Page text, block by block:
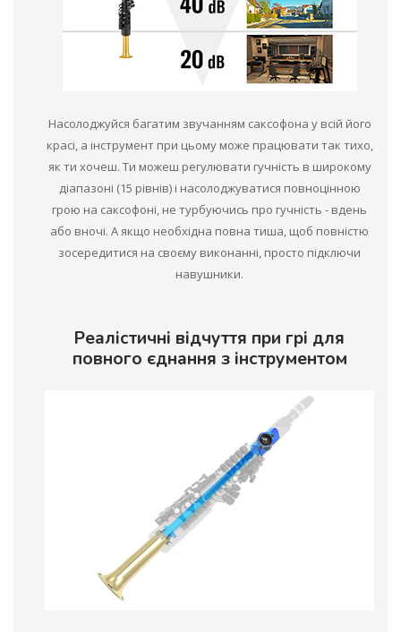
Насолоджуйся багатим звучанням саксофона у всій його
красі, а інструмент при цьому може працювати так тихо,
як ти хочеш. Ти можеш регулювати гучність в широкому
діапазоні (15 рівнів) і насолоджуватися повноцінною
грою на саксофоні, не турбуючись про гучність - вдень
або вночі. А якщо необхідна повна тиша, щоб повністю
зосередитися на своєму виконанні, просто підключи
навушники.
Реалістичні відчуття при грі для
повного єднання з інструментом